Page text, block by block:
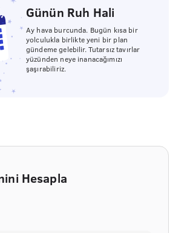
Günün Ruh Hali
Ay hava burcunda. Bugün kısa bir
yolculukla birlikte yeni bir plan
gündeme gelebilir. Tutarsız tavırlar
yüzünden neye inanacağımızı
şaşırabiliriz.
Hesapla